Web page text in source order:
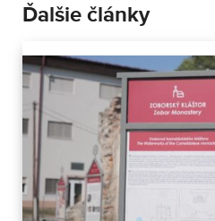
Ďalšie články